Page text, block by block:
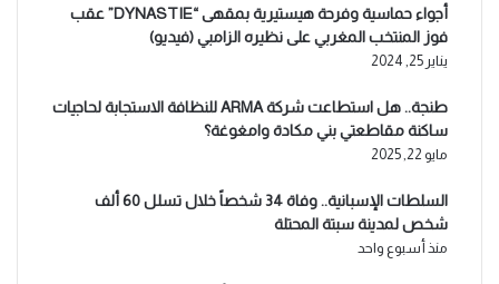
أجواء حماسية وفرحة هيستيرية بمقهى “DYNASTIE” عقب
فوز المنتخب المغربي على نظيره الزامبي (فيديو)
يناير 25, 2024
طنجة.. هل استطاعت شركة ARMA للنظافة الاستجابة لحاجيات
ساكنة مقاطعتي بني مكادة وامغوغة؟
مايو 22, 2025
السلطات الإسبانية.. وفاة 34 شخصاً خلال تسلل 60 ألف
شخص لمدينة سبتة المحتلة
منذ أسبوع واحد